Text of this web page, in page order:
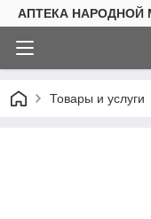
АПТЕКА НАРОДНОЙ
Товары и услуги